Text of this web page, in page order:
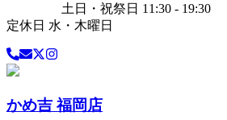
土日・祝祭日 11:30 - 19:30
定休日 水・木曜日
かめ吉 福岡店